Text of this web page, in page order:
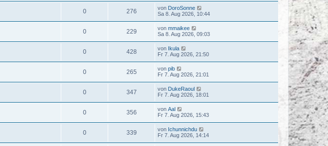
0 276 von DoroSonne
Sa 8. Aug 2026, 10:44
0 229 von mmaikee
Sa 8. Aug 2026, 09:03
0 428 von Ikula
Fr 7. Aug 2026, 21:50
0 265 von pib
Fr 7. Aug 2026, 21:01
0 347 von DukeRaoul
Fr 7. Aug 2026, 18:01
0 356 von Aal
Fr 7. Aug 2026, 15:43
0 339 von Ichunnichdu
Fr 7. Aug 2026, 14:14